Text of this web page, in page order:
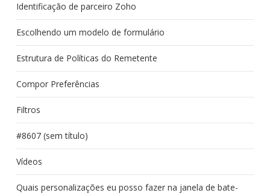
Identificação de parceiro Zoho
Escolhendo um modelo de formulário
Estrutura de Políticas do Remetente
Compor Preferências
Filtros
#8607 (sem título)
Vídeos
Quais personalizações eu posso fazer na janela de bate-